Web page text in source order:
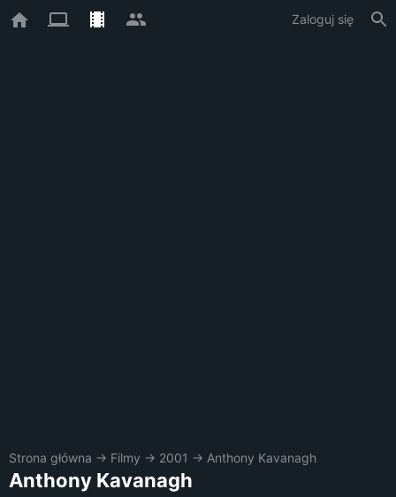
Zaloguj się
Strona główna → Filmy → 2001 → Anthony Kavanagh
Anthony Kavanagh